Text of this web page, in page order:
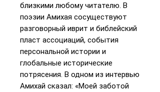
близкими любому читателю. В
поэзии Амихая сосуществуют
разговорный иврит и библейский
пласт ассоциаций, события
персональной истории и
глобальные исторические
потрясения. В одном из интервью
Амихай сказал: «Моей заботой